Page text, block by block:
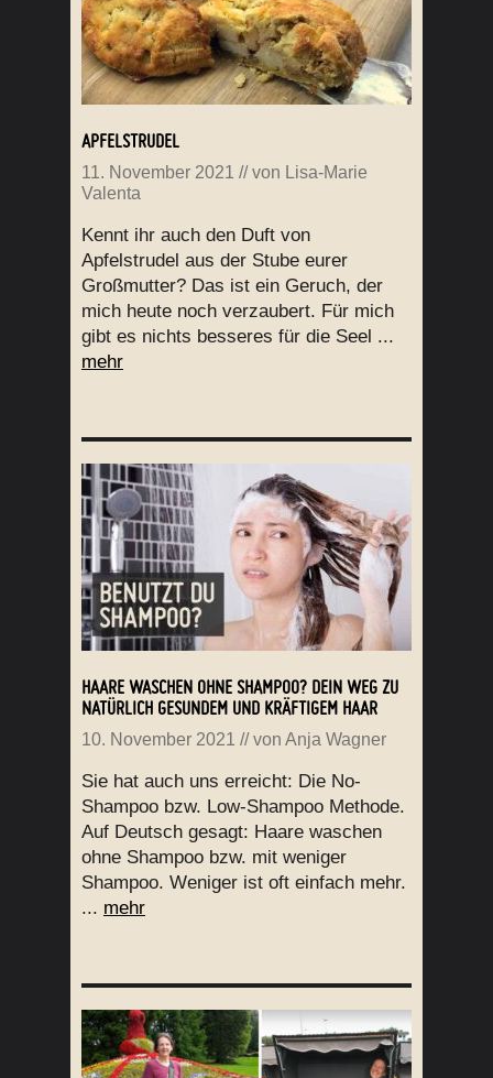
APFELSTRUDEL
11. November 2021 // von Lisa-Marie
Valenta
Kennt ihr auch den Duft von
Apfelstrudel aus der Stube eurer
Großmutter? Das ist ein Geruch, der
mich heute noch verzaubert. Für mich
gibt es nichts besseres für die Seel ...
mehr
HAARE WASCHEN OHNE SHAMPOO? DEIN WEG ZU
NATÜRLICH GESUNDEM UND KRÄFTIGEM HAAR
10. November 2021 // von Anja Wagner
Sie hat auch uns erreicht: Die No-
Shampoo bzw. Low-Shampoo Methode.
Auf Deutsch gesagt: Haare waschen
ohne Shampoo bzw. mit weniger
Shampoo. Weniger ist oft einfach mehr.
... mehr